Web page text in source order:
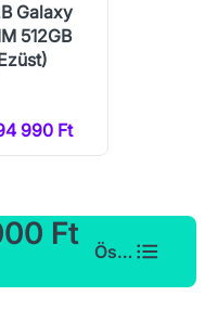
Galaxy
512GB
990 Ft
Ft
Összes